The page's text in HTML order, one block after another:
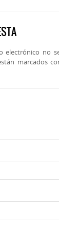
electrónico no
marcados